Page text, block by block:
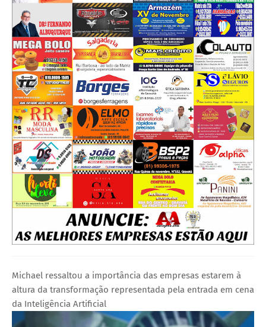
Michael ressaltou a importância das empresas estarem à
altura da transformação representada pela entrada em cena
da Inteligência Artificial